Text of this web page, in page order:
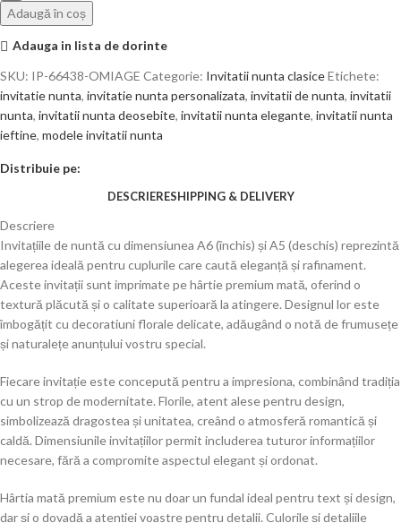
Adaugă în coș
Adauga in lista de dorinte
SKU: IP-66438-OMIAGE Categorie: Invitatii nunta clasiceEtichete:
invitatie nunta, invitatie nunta personalizata, invitatii de nunta, invitatii
nunta, invitatii nunta deosebite, invitatii nunta elegante, invitatii nunta
ieftine, modele invitatii nunta
Distribuie pe:
DESCRIERESHIPPING & DELIVERY
Descriere
Invitațiile de nuntă cu dimensiunea A6 (închis) și A5 (deschis) reprezintă
alegerea ideală pentru cuplurile care caută eleganță și rafinament.
Aceste invitații sunt imprimate pe hârtie premium mată, oferind o
textură plăcută și o calitate superioară la atingere. Designul lor este
îmbogățit cu decoratiuni florale delicate, adăugând o notă de frumusețe
și naturalețe anunțului vostru special.
Fiecare invitație este concepută pentru a impresiona, combinând tradiția
cu un strop de modernitate. Florile, atent alese pentru design,
simbolizează dragostea și unitatea, creând o atmosferă romantică și
caldă. Dimensiunile invitațiilor permit includerea tuturor informațiilor
necesare, fără a compromite aspectul elegant și ordonat.
Hârtia mată premium este nu doar un fundal ideal pentru text și design,
dar și o dovadă a atenției voastre pentru detalii. Culorile și detaliile